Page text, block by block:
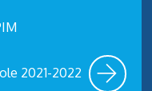
2021-2022